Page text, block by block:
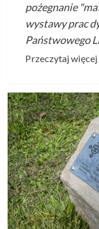
pożegnanie
wystawy prac
Państwowego
Przeczytaj więcej